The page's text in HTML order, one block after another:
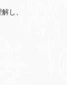
し、